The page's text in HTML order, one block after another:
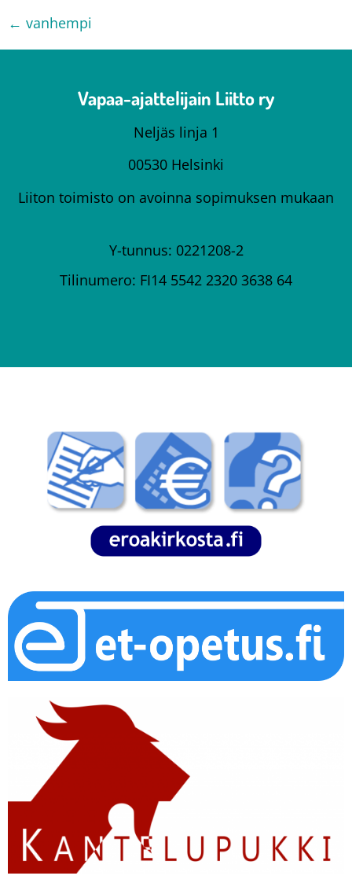
← vanhempi
Vapaa-ajattelijain Liitto ry
Neljäs linja 1
00530 Helsinki
Liiton toimisto on avoinna sopimuksen mukaan
Y-tunnus: 0221208-2
Tilinumero: FI14 5542 2320 3638 64